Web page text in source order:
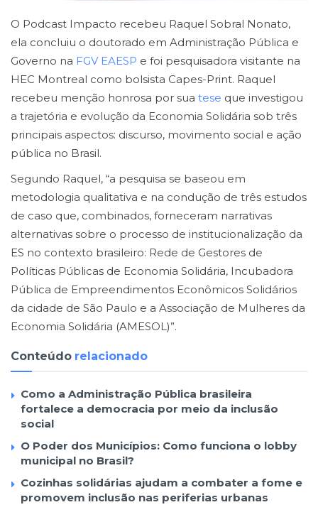
O Podcast Impacto recebeu Raquel Sobral Nonato,
ela concluiu o doutorado em Administração Pública e
Governo na FGV EAESP e foi pesquisadora visitante na
HEC Montreal como bolsista Capes-Print. Raquel
recebeu menção honrosa por sua tese que investigou
a trajetória e evolução da Economia Solidária sob três
principais aspectos: discurso, movimento social e ação
pública no Brasil.
Segundo Raquel, “a pesquisa se baseou em
metodologia qualitativa e na condução de três estudos
de caso que, combinados, forneceram narrativas
alternativas sobre o processo de institucionalização da
ES no contexto brasileiro: Rede de Gestores de
Políticas Públicas de Economia Solidária, Incubadora
Pública de Empreendimentos Econômicos Solidários
da cidade de São Paulo e a Associação de Mulheres da
Economia Solidária (AMESOL)”.
Conteúdo relacionado
Como a Administração Pública brasileira
fortalece a democracia por meio da inclusão
social
O Poder dos Municípios: Como funciona o lobby
municipal no Brasil?
Cozinhas solidárias ajudam a combater a fome e
promovem inclusão nas periferias urbanas